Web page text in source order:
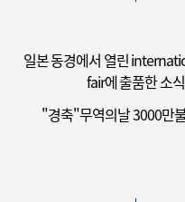
일본 동경에서 열린
fair에 출품한 소식
"경축"무역의날 3000만